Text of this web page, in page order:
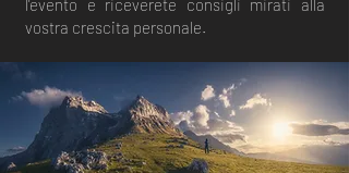
l'evento e riceverete consigli mirati alla
vostra crescita personale.